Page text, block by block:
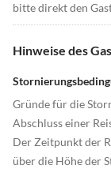
bitte direkt den
Hinweise des
Gründe für die
Abschluss einer
Der Zeitpunkt der
über die Höhe der